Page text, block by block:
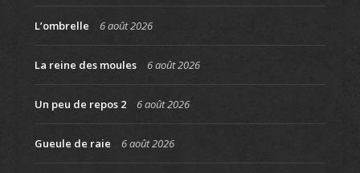
L’ombrelle 6 août 2026
La reine des moules 6 août 2026
Un peu de repos 2 6 août 2026
Gueule de raie 6 août 2026